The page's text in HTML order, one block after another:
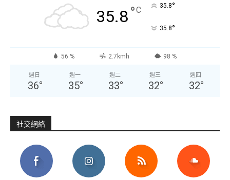
35.8°C 35.8°
35.8°
56 % 2.7kmh 98 %
週日
36°
週一
35°
週二
33°
週三
32°
週四
32°
社交網絡